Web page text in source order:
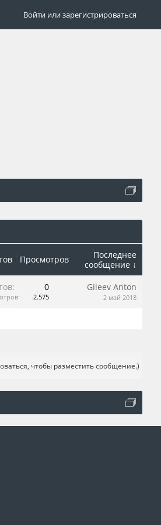
Просмотров
Последнее
сообщение ↓
0
2.575
Gileev Anton
2 май 2018
чтобы разместить сообщение.)
Войти или зарегистрироваться